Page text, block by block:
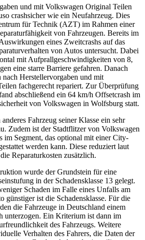
und mit Volkswagen Original Teilen
crashsicher wie ein Neufahrzeug. Dies
für Technik (AZT) im Rahmen einer
von Fahrzeugen. Bereits im
eines Zweitcrashs auf das
von Autos untersucht. Dabei
mit Aufprallgeschwindigkeiten von 8,
eine starre Barriere gefahren. Danach
Herstellervorgaben und mit
fachgerecht repariert. Zur Überprüfung
abschließend ein 64 km/h Offsetcrash im
von Volkswagen in Wolfsburg statt.
Fahrzeug seiner Klasse ein sehr
Zudem ist der Stadtflitzer von Volkswagen
im Segment, das optional mit einer City-
werden kann. Diese reduziert laut
Reparaturkosten zusätzlich.
wurde der Grundstein für eine
in der Schadensklasse 13 gelegt.
Schaden im Falle eines Unfalls am
günstiger ist die Schadensklasse. Für die
die Fahrzeuge in Deutschland einem
unterzogen. Ein Kriterium ist dann im
des Fahrzeugs. Weitere
Verhalten des Fahrers, die Daten der